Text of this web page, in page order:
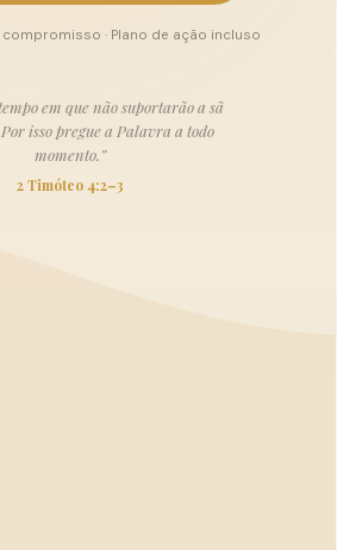
compromisso · Plano de ação incluso
em que não suportarão a sã
isso pregue a Palavra a todo
momento.”
2 Timóteo 4:2–3